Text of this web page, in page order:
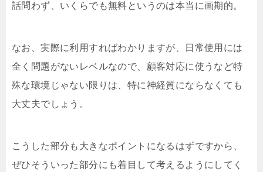
話問わず、いくらでも無料というのは本当に画期的。
なお、実際に利用すればわかりますが、日常使用には
全く問題がないレベルなので、顧客対応に使うなど特
殊な環境じゃない限りは、特に神経質にならなくても
大丈夫でしょう。
こうした部分も大きなポイントになるはずですから、
ぜひそういった部分にも着目して考えるようにしてく